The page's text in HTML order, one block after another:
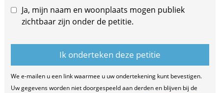
Ja, mijn naam en woonplaats mogen publiek
zichtbaar zijn onder de petitie.
We e-mailen u een link waarmee u uw ondertekening kunt bevestigen.
Uw gegevens worden niet doorgespeeld aan derden en blijven bij de